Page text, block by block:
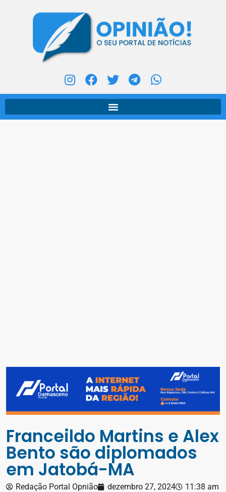
Franceildo Martins e Alex
Bento são diplomados
em Jatobá-MA
Redação Portal Opnião dezembro 27, 2024 11:38 am